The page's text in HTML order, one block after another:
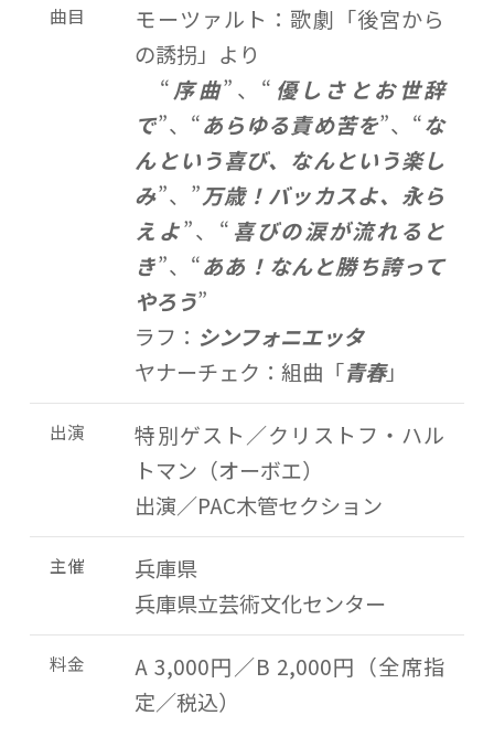
曲目
モーツァルト：歌劇「後宮から
の誘拐」より
“序曲”、“ 優しさとお世辞
で”、“あらゆる責め苦を”、“な
んという喜び、なんという楽し
み”、”万歳！バッカスよ、永ら
えよ”、“ 喜びの涙が流れると
き”、“ああ！なんと勝ち誇って
やろう”
ラフ： シンフォニエッタ
ヤナーチェク：組曲「青春」
出演
特別ゲスト／クリストフ・ハル
トマン（オーボエ）
出演／PAC木管セクション
主催
兵庫県
兵庫県立芸術文化センター
料金
A 3,000円／B 2,000円（全席指
定／税込）